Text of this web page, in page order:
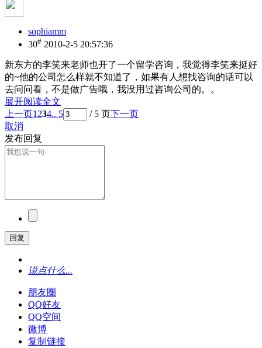
sophiamm
30# 2010-2-5 20:57:36
新东方的李笑来老师也开了一个留学咨询，我觉得李笑来挺好
的~他的公司怎么样就不知道了，如果有人想找咨询的话可以
去问问看，不是做广告哦，我没用过咨询公司的。。
展开阅读全文
上一页1 234.. 5 / 5 页下一页
取消
发布回复
回复
说点什么...
朋友圈
QQ好友
QQ空间
微博
复制链接